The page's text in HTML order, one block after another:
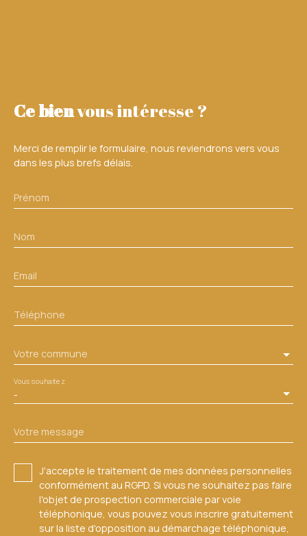
Ce bienvous intéresse ?
Merci de remplir le formulaire, nous reviendrons vers vous
dans les plus brefs délais.
Prénom
Nom
Email
Téléphone
Votre commune
-
Vous souhaitez
Votre message
J'accepte le traitement de mes données personnelles
conformément au RGPD. Si vous ne souhaitez pas faire
l'objet de prospection commerciale par voie
téléphonique, vous pouvez vous inscrire gratuitement
sur la liste d'opposition au démarchage téléphonique,